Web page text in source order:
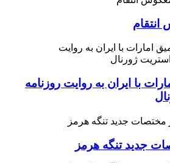
با ایران به روایت روزنامه
جدید تنگه هرمز